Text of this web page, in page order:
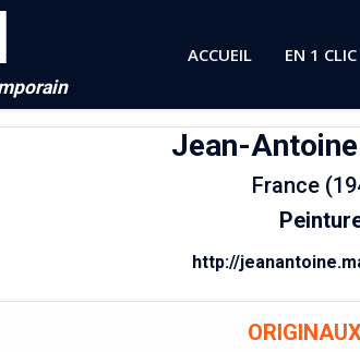
ACCUEIL EN 1 CLIC
Jean-Antoine
France
http://